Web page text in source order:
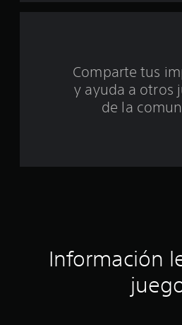
Comparte tus
y ayuda a otros
de la
Información